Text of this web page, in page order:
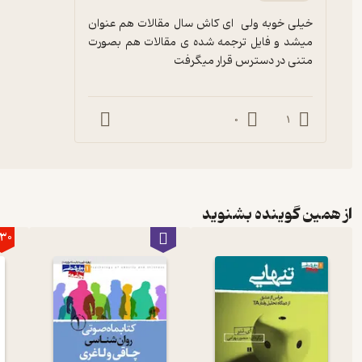
متنی در دسترس قرار میگرفت
1
0
از همین گوینده بشنوید